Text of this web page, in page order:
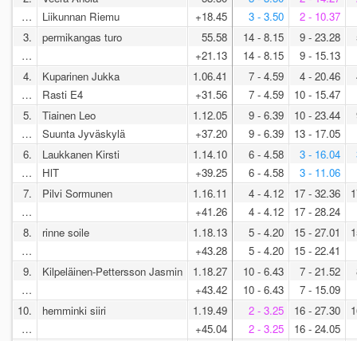
…
Liikunnan Riemu
+18.45
3 - 3.50
2 - 10.37
3.
…
permikangas turo
55.58
+21.13
14 - 8.15
14 - 8.15
9 - 23.28
9 - 15.13
4.
…
Kuparinen Jukka
Rasti E4
1.06.41
+31.56
7 - 4.59
7 - 4.59
4 - 20.46
10 - 15.47
5.
…
Tiainen Leo
Suunta Jyväskylä
1.12.05
+37.20
9 - 6.39
9 - 6.39
10 - 23.44
13 - 17.05
6.
…
Laukkanen Kirsti
HlT
1.14.10
+39.25
6 - 4.58
6 - 4.58
3 - 16.04
3 - 11.06
7.
…
Pilvi Sormunen
1.16.11
+41.26
4 - 4.12
4 - 4.12
17 - 32.36
17 - 28.24
8.
…
rinne soile
1.18.13
+43.28
5 - 4.20
5 - 4.20
15 - 27.01
15 - 22.41
9.
…
Kilpeläinen-Pettersson Jasmin
1.18.27
+43.42
10 - 6.43
10 - 6.43
7 - 21.52
7 - 15.09
10.
…
hemminki siiri
1.19.49
+45.04
2 - 3.25
2 - 3.25
16 - 27.30
16 - 24.05